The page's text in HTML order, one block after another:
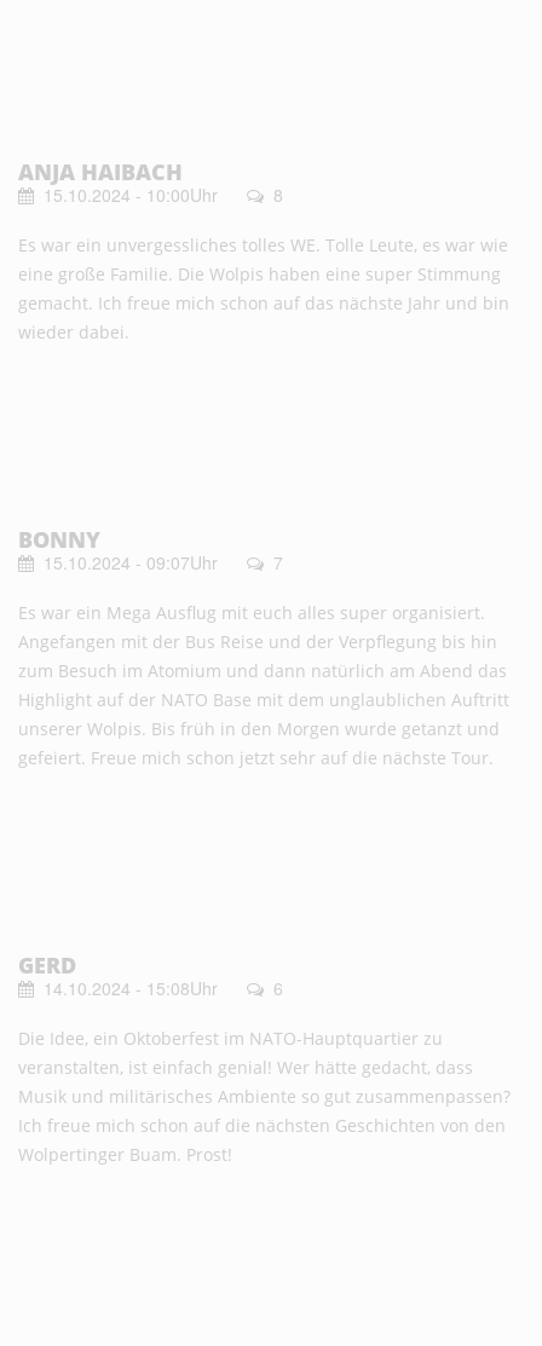
ANJA HAIBACH
15.10.2024 - 10:00Uhr 8
Es war ein unvergessliches tolles WE. Tolle Leute, es war wie
eine große Familie. Die Wolpis haben eine super Stimmung
gemacht. Ich freue mich schon auf das nächste Jahr und bin
wieder dabei.
BONNY
15.10.2024 - 09:07Uhr 7
Es war ein Mega Ausflug mit euch alles super organisiert.
Angefangen mit der Bus Reise und der Verpflegung bis hin
zum Besuch im Atomium und dann natürlich am Abend das
Highlight auf der NATO Base mit dem unglaublichen Auftritt
unserer Wolpis. Bis früh in den Morgen wurde getanzt und
gefeiert. Freue mich schon jetzt sehr auf die nächste Tour.
GERD
14.10.2024 - 15:08Uhr 6
Die Idee, ein Oktoberfest im NATO-Hauptquartier zu
veranstalten, ist einfach genial! Wer hätte gedacht, dass
Musik und militärisches Ambiente so gut zusammenpassen?
Ich freue mich schon auf die nächsten Geschichten von den
Wolpertinger Buam. Prost!